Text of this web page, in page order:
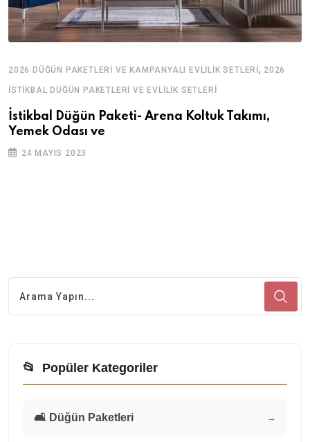
2026 DÜĞÜN PAKETLERI VE KAMPANYALI EVLILIK SETLERI, 2026
İSTIKBAL DÜĞÜN PAKETLERI VE EVLILIK SETLERI
İstikbal Düğün Paketi- Arena Koltuk Takımı,
Yemek Odası ve
24 MAYIS 2023
📂 Popüler Kategoriler
🛋️ Düğün Paketleri →